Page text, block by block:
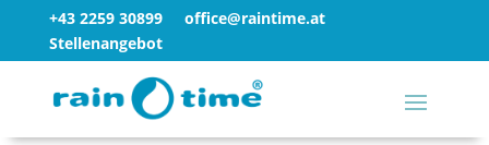
+43 2259 30899
office@raintime.at
Stellenangebot